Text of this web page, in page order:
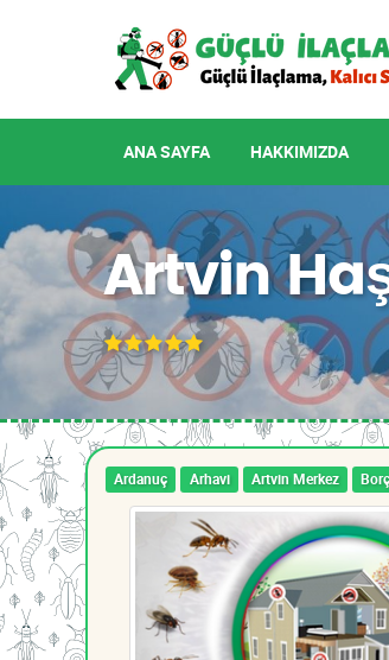
ANA SAYFA HAKKIMIZDA
Artvin
Ardanuç Arhavi Artvin Merkez